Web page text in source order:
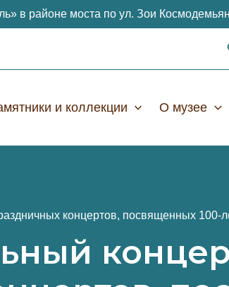
в районе моста по ул. Зои
и коллекции О музее
концертов, посвященных 100-